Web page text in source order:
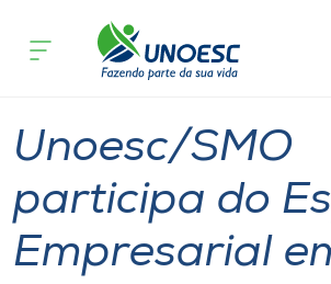
Cursos
Atendimento ao Estudante
acontece
Unoesc/SMO
participa do
Empresarial